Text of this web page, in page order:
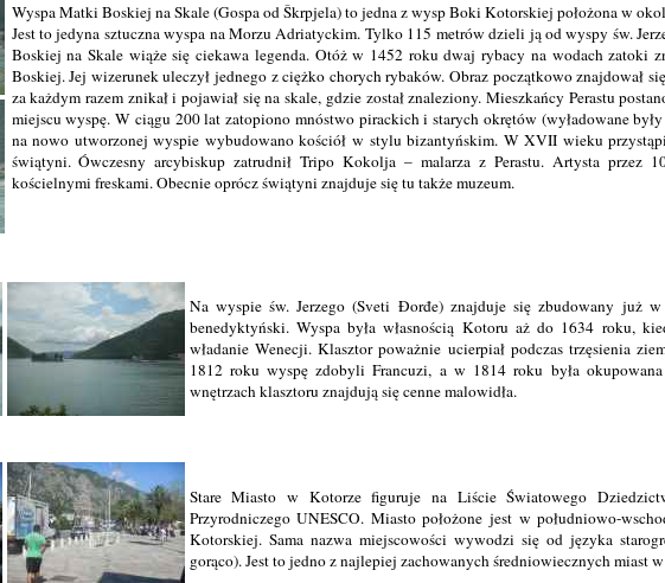
Wyspa Matki Boskiej na Skale (Gospa od Škrpjela) to jedna z wysp Boki Kotorskiej położona w
Jest to jedyna sztuczna wyspa na Morzu Adriatyckim. Tylko 115 metrów dzieli ją od wyspy św.
Boskiej na Skale wiąże się ciekawa legenda. Otóż w 1452 roku dwaj rybacy na wodach zatoki
Boskiej. Jej wizerunek uleczył jednego z ciężko chorych rybaków. Obraz początkowo znajdował
za każdym razem znikał i pojawiał się na skale, gdzie został znaleziony. Mieszkańcy Perastu
miejscu wyspę. W ciągu 200 lat zatopiono mnóstwo pirackich i starych okrętów (wyładowane
na nowo utworzonej wyspie wybudowano kościół w stylu bizantyńskim. W XVII wieku
świątyni. Ówczesny arcybiskup zatrudnił Tripo Kokolja – malarza z Perastu. Artysta przez
kościelnymi freskami. Obecnie oprócz świątyni znajduje się tu także muzeum.
Na wyspie św. Jerzego (Sveti Đorđe) znajduje się zbudowany już
benedyktyński. Wyspa była własnością Kotoru aż do 1634 roku,
władanie Wenecji. Klasztor poważnie ucierpiał podczas trzęsienia
1812 roku wyspę zdobyli Francuzi, a w 1814 roku była
wnętrzach klasztoru znajdują się cenne malowidła.
Stare Miasto w Kotorze figuruje na Liście Światowego
Przyrodniczego UNESCO. Miasto położone jest w południowo-
Kotorskiej. Sama nazwa miejscowości wywodzi się od języka
gorąco). Jest to jedno z najlepiej zachowanych średniowiecznych miast